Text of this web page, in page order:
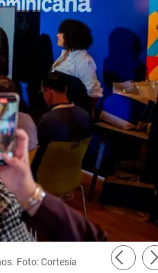
arrow_back_ios
Foto: Cortesía arrow_forward_ios